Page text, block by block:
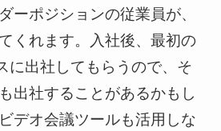
ーポジションの従業員が、
くれます。入社後、最初の
に出社してもらうので、そ
出社することがあるかもし
デオ会議ツールも活用しな